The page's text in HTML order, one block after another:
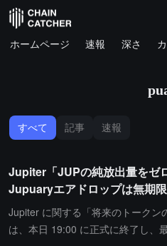
ホームページ 速報 深さ
すべて 記事 速報
Jupiter「JUPの純放出量をゼ
Jupuaryエアドロップは無期限
Jupiter に関する「将来のトークン
は、本日 19:00 に正式に終了し、